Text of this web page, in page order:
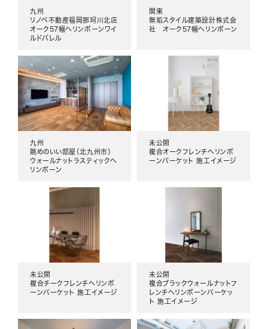
九州
リノベ不動産福岡那珂川北店
オーク57幅ヘリンボーンワイ
ルドバレル
関東
無垢スタイル建築設計株式会
社 オーク57幅ヘリンボーン
九州
眺めのいい部屋（北九州市）
ウォールナットラスティックヘ
リンボーン
未公開
複合オークフレンチヘリンボ
ーンパーケット 施工イメージ
未公開
複合チークフレンチヘリンボ
ーンパーケット 施工イメージ
未公開
複合ブラックウォールナットフ
レンチヘリンボーンパーケッ
ト 施工イメージ